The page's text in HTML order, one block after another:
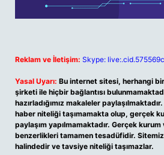
Reklam ve İletişim: Skype:
Yasal Uyarı: Bu internet sitesi, herhangi
şirketi ile hiçbir bağlantısı
hazırladığımız makaleler
haber niteliği taşımamakta olup, gerçek
paylaşım yapılmamaktadır. Gerçek
benzerlikleri tamamen tesadüfidir.
halindedir ve tavsiye niteliği taşımazlar.